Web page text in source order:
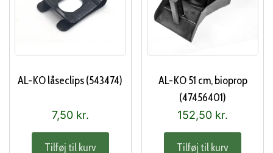
AL-KO låseclips (543474)
7,50 kr.
Tilføj til kurv
AL-KO 51 cm, bioprop
(47456401)
152,50 kr.
Tilføj til kurv